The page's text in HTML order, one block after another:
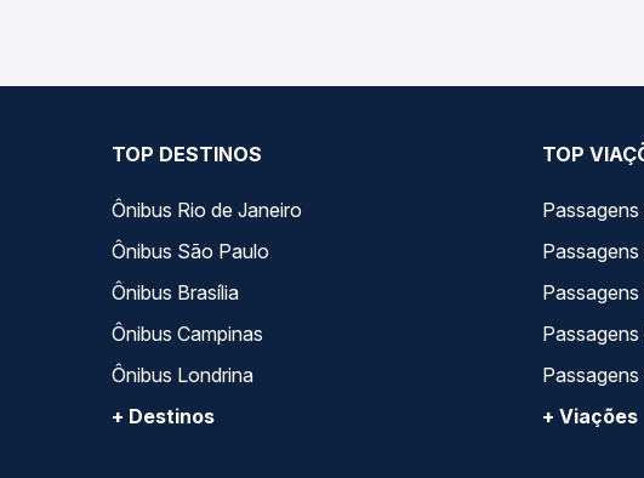
TOP DESTINOS
Ônibus Rio de Janeiro
Ônibus São Paulo
Ônibus Brasília
Ônibus Campinas
Ônibus Londrina
+ Destinos
TOP
Passagens
+ Viações